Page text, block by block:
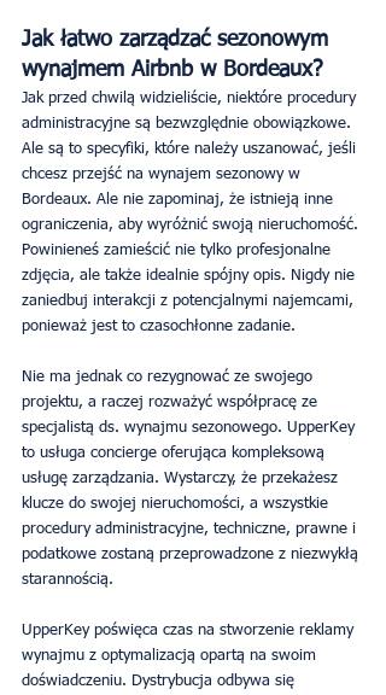
Jak łatwo zarządzać sezonowym
wynajmem Airbnb w Bordeaux?
Jak przed chwilą widzieliście, niektóre procedury
administracyjne są bezwzględnie obowiązkowe.
Ale są to specyfiki, które należy uszanować, jeśli
chcesz przejść na wynajem sezonowy w
Bordeaux. Ale nie zapominaj, że istnieją inne
ograniczenia, aby wyróżnić swoją nieruchomość.
Powinieneś zamieścić nie tylko profesjonalne
zdjęcia, ale także idealnie spójny opis. Nigdy nie
zaniedbuj interakcji z potencjalnymi najemcami,
ponieważ jest to czasochłonne zadanie.
Nie ma jednak co rezygnować ze swojego
projektu, a raczej rozważyć współpracę ze
specjalistą ds. wynajmu sezonowego. UpperKey
to usługa concierge oferująca kompleksową
usługę zarządzania. Wystarczy, że przekażesz
klucze do swojej nieruchomości, a wszystkie
procedury administracyjne, techniczne, prawne i
podatkowe zostaną przeprowadzone z niezwykłą
starannością.
UpperKey poświęca czas na stworzenie reklamy
wynajmu z optymalizacją opartą na swoim
doświadczeniu. Dystrybucja odbywa się